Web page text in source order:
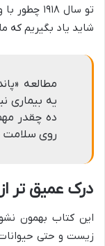
تو سال
شاید یاد بگیریم که
مطالعه
یه بیماری
ده چقدر
روی سلامت
درک عمیق تر
این کتاب بهمون
زیست و حتی